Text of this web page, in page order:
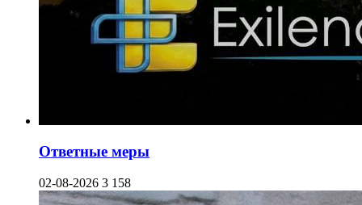
Ответные меры
02-08-2026 3 158